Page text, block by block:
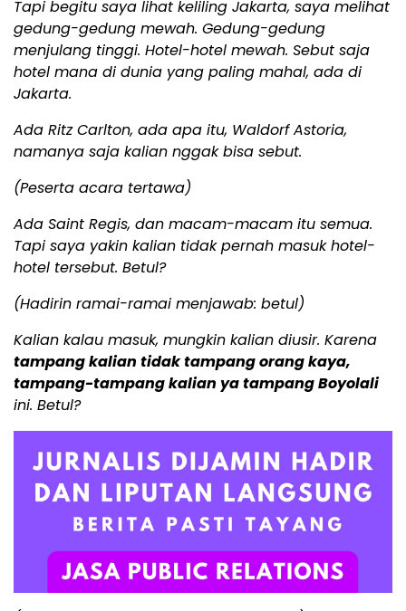
Tapi begitu saya lihat keliling Jakarta, saya melihat
gedung-gedung mewah. Gedung-gedung
menjulang tinggi. Hotel-hotel mewah. Sebut saja
hotel mana di dunia yang paling mahal, ada di
Jakarta.
Ada Ritz Carlton, ada apa itu, Waldorf Astoria,
namanya saja kalian nggak bisa sebut.
(Peserta acara tertawa)
Ada Saint Regis, dan macam-macam itu semua.
Tapi saya yakin kalian tidak pernah masuk hotel-
hotel tersebut. Betul?
(Hadirin ramai-ramai menjawab: betul)
Kalian kalau masuk, mungkin kalian diusir. Karena
tampang kalian tidak tampang orang kaya,
tampang-tampang kalian ya tampang Boyolali
ini. Betul?